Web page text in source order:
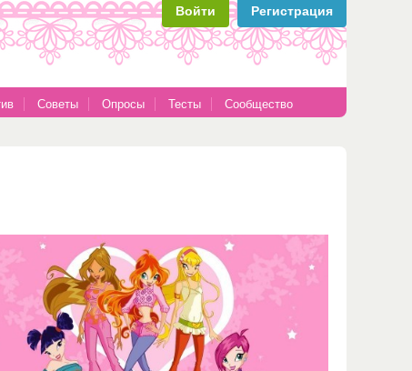
Войти Регистрация
Советы Опросы Тесты Сообщество